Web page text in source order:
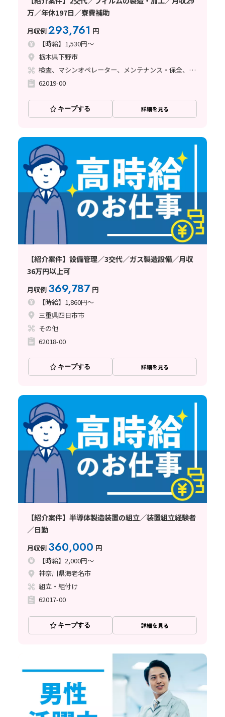
万／年休197日／寮費補助
月収例293,761 円
【時給】1,530円～
栃木県下野市
検査、マシンオペレーター、メンテナンス・保全、フォークリフト
62019-00
キープする 詳細を見る
【紹介案件】設備管理／3交代／ガス製造設備／月収
36万円以上可
月収例 369,787 円
【時給】1,860円～
三重県四日市市
その他
62018-00
キープする 詳細を見る
【紹介案件】半導体製造装置の組立／装置組立経験者
／日勤
月収例 360,000 円
【時給】2,000円～
神奈川県海老名市
組立・組付け
62017-00
キープする 詳細を見る